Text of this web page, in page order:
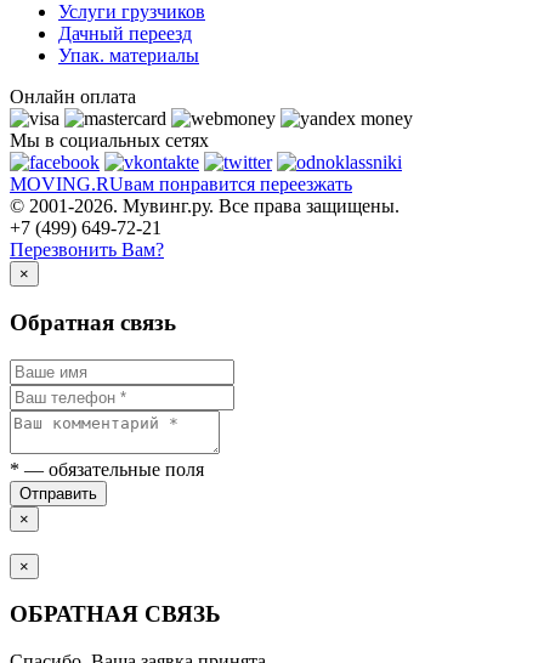
Услуги грузчиков
Дачный переезд
Упак. материалы
Онлайн оплата
Мы в социальных сетях
MOVING.RUвам понравится переезжать
© 2001-2026. Мувинг.ру. Все права защищены.
+7 (499) 649-72-21
Перезвонить Вам?
×
Обратная связь
* — обязательные поля
Отправить
×
×
ОБРАТНАЯ СВЯЗЬ